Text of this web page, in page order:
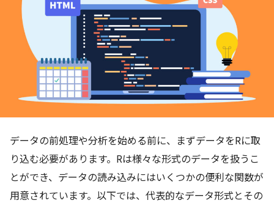
データの前処理や分析を始める前に、まずデータをRに取
り込む必要があります。Rは様々な形式のデータを扱うこ
とができ、データの読み込みにはいくつかの便利な関数が
用意されています。以下では、代表的なデータ形式とその